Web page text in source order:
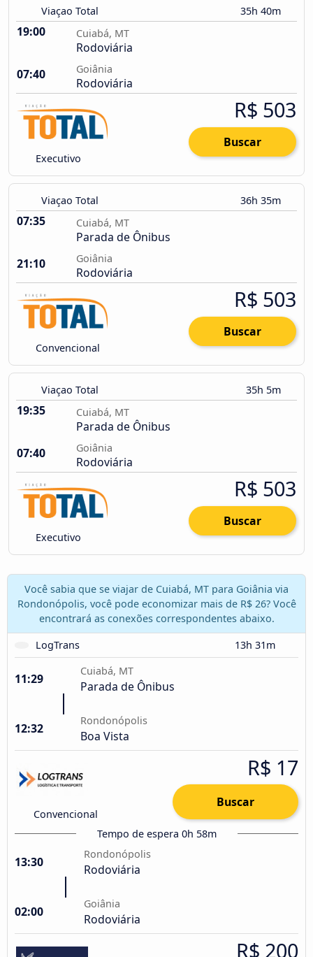
Viaçao Total 35h 40m
19:00 Cuiabá, MT
Rodoviária
07:40
Goiânia
Rodoviária
Executivo
R$ 503
Buscar
Viaçao Total 36h 35m
07:35 Cuiabá, MT
Parada de Ônibus
21:10
Goiânia
Rodoviária
Convencional
R$ 503
Buscar
Viaçao Total 35h 5m
19:35 Cuiabá, MT
Parada de Ônibus
07:40
Goiânia
Rodoviária
Executivo
R$ 503
Buscar
Você sabia que se viajar de Cuiabá, MT para Goiânia via
Rondonópolis, você pode economizar mais de R$ 26? Você
encontrará as conexões correspondentes abaixo.
LogTrans
13h 31m
11:29
Cuiabá, MT
Parada de Ônibus
12:32
Rondonópolis
Boa Vista
Convencional
R$ 17
Buscar
Tempo de espera 0h 58m
13:30
Rondonópolis
Rodoviária
02:00
Goiânia
Rodoviária
R$ 200